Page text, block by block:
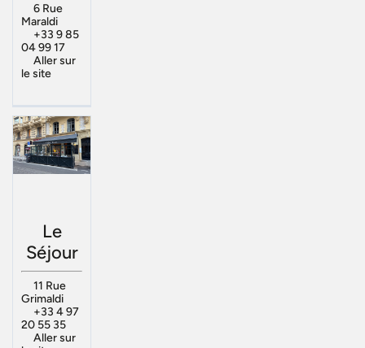
6 Rue
Maraldi
+33 9 85
04 99 17
Aller sur
le site
Le
Séjour
11 Rue
Grimaldi
+33 4 97
20 55 35
Aller sur